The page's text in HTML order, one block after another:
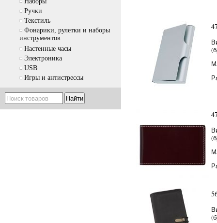
Ручки
Текстиль
Фонарики, рулетки и наборы
инструментов
Настенные часы
Электроника
USB
Игры и антистрессы